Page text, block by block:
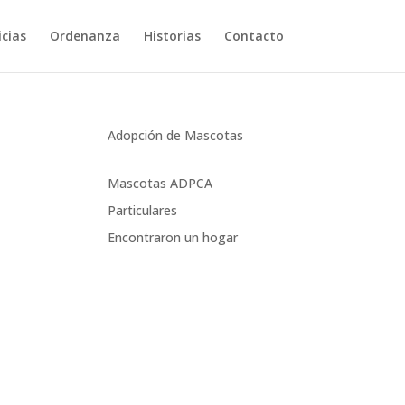
Ordenanza Historias Contacto
Adopción de Mascotas
Mascotas ADPCA
Particulares
Encontraron un hogar